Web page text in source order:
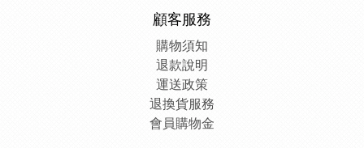
顧客服務
購物須知
退款說明
運送政策
退換貨服務
會員購物金